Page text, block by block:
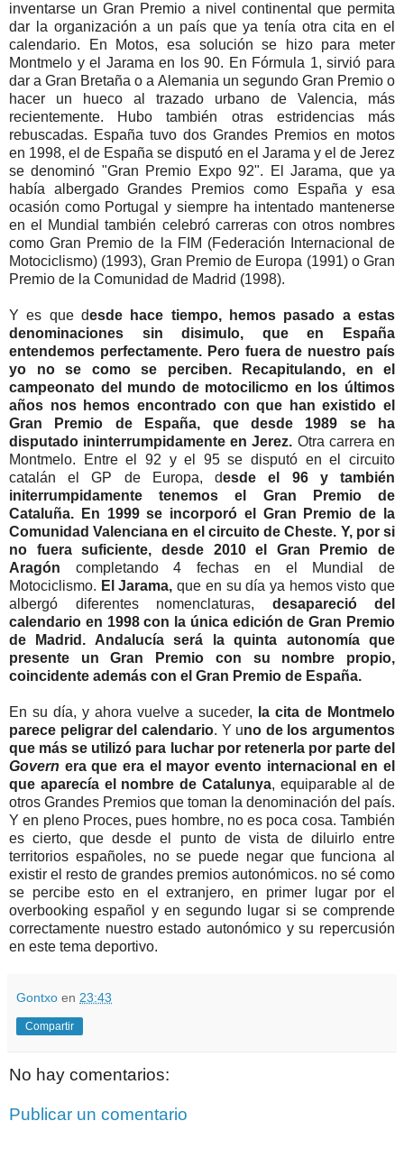
inventarse un Gran Premio a nivel continental que permita
dar la organización a un país que ya tenía otra cita en el
calendario. En Motos, esa solución se hizo para meter
Montmelo y el Jarama en los 90. En Fórmula 1, sirvió para
dar a Gran Bretaña o a Alemania un segundo Gran Premio o
hacer un hueco al trazado urbano de Valencia, más
recientemente. Hubo también otras estridencias más
rebuscadas. España tuvo dos Grandes Premios en motos
en 1998, el de España se disputó en el Jarama y el de Jerez
se denominó "Gran Premio Expo 92". El Jarama, que ya
había albergado Grandes Premios como España y esa
ocasión como Portugal y siempre ha intentado mantenerse
en el Mundial también celebró carreras con otros nombres
como Gran Premio de la FIM (Federación Internacional de
Motociclismo) (1993), Gran Premio de Europa (1991) o Gran
Premio de la Comunidad de Madrid (1998).
Y es que desde hace tiempo, hemos pasado a estas
denominaciones sin disimulo, que en España
entendemos perfectamente. Pero fuera de nuestro país
yo no se como se perciben. Recapitulando, en el
campeonato del mundo de motocilicmo en los últimos
años nos hemos encontrado con que han existido el
Gran Premio de España, que desde 1989 se ha
disputado ininterrumpidamente en Jerez. Otra carrera en
Montmelo. Entre el 92 y el 95 se disputó en el circuito
catalán el GP de Europa, desde el 96 y también
initerrumpidamente tenemos el Gran Premio de
Cataluña. En 1999 se incorporó el Gran Premio de la
Comunidad Valenciana en el circuito de Cheste. Y, por si
no fuera suficiente, desde 2010 el Gran Premio de
Aragón completando 4 fechas en el Mundial de
Motociclismo. El Jarama, que en su día ya hemos visto que
albergó diferentes nomenclaturas, desapareció del
calendario en 1998 con la única edición de Gran Premio
de Madrid. Andalucía será la quinta autonomía que
presente un Gran Premio con su nombre propio,
coincidente además con el Gran Premio de España.
En su día, y ahora vuelve a suceder,
la cita de Montmelo
parece peligrar del calendario. Y uno de los argumentos
que más se utilizó para luchar por retenerla por parte del
Govern era que era el mayor evento internacional en el
que aparecía el nombre de Catalunya, equiparable al de
otros Grandes Premios que toman la denominación del país.
Y en pleno Proces, pues hombre, no es poca cosa. También
es cierto, que desde el punto de vista de diluirlo entre
territorios españoles, no se puede negar que funciona al
existir el resto de grandes premios autonómicos. no sé como
se percibe esto en el extranjero, en primer lugar por el
overbooking español y en segundo lugar si se comprende
correctamente nuestro estado autonómico y su repercusión
en este tema deportivo.
Gontxo en 23:43
Compartir
No hay comentarios:
Publicar un comentario